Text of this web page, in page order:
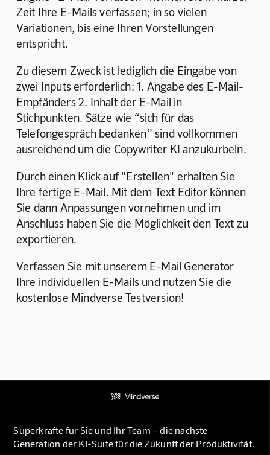
Zeit Ihre E-Mails verfassen; in so vielen
Variationen, bis eine Ihren Vorstellungen
entspricht.
Zu diesem Zweck ist lediglich die Eingabe von
zwei Inputs erforderlich: 1. Angabe des E-Mail-
Empfänders 2. Inhalt der E-Mail in
Stichpunkten. Sätze wie “sich für das
Telefongespräch bedanken” sind vollkommen
ausreichend um die Copywriter KI anzukurbeln.
Durch einen Klick auf "Erstellen" erhalten Sie
Ihre fertige E-Mail. Mit dem Text Editor können
Sie dann Anpassungen vornehmen und im
Anschluss haben Sie die Möglichkeit den Text zu
exportieren.
Verfassen Sie mit unserem E-Mail Generator
Ihre individuellen E-Mails und nutzen Sie die
kostenlose Mindverse Testversion!
Superkräfte für Sie und Ihr Team – die nächste
Generation der KI-Suite für die Zukunft der Produktivität.